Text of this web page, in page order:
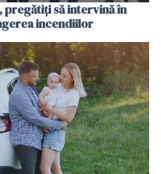
să intervină în
incendiilor